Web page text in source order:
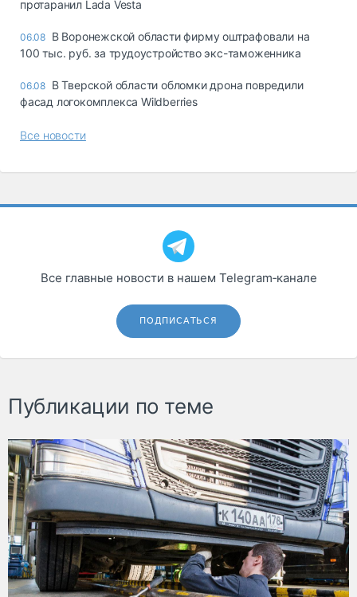
протаранил Lada Vesta
06.08 В Воронежской области фирму оштрафовали на
100 тыс. руб. за трудоустройство экс-таможенника
06.08 В Тверской области обломки дрона повредили
фасад логокомплекса Wildberries
Все новости
Все главные новости в нашем Telegram‑канале
ПОДПИСАТЬСЯ
Публикации по теме